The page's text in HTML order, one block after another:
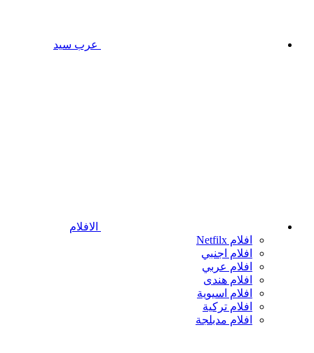
عرب سيد
الافلام
افلام Netfilx
افلام اجنبي
افلام عربي
افلام هندى
افلام اسيوية
افلام تركية
افلام مدبلجة